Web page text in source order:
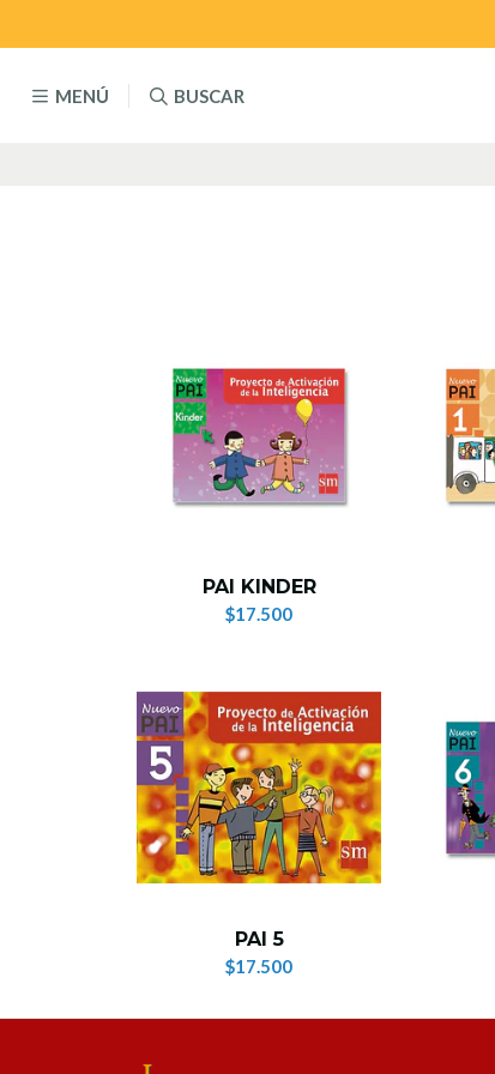
MENÚ BUSCAR
PAI KINDER
$17.500
PAI 5
$17.500